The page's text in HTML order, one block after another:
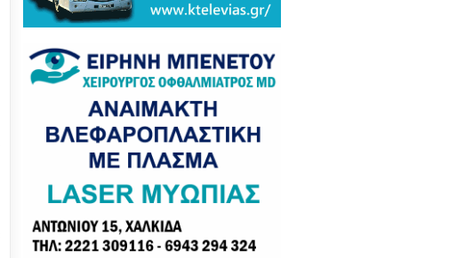
κράτος δικαίου ο Εισαγγελέας του
Αρείου Πάγου θα έπρεπε να τιμωρηθεί
παραδειγματικά...»
«Δώσε και σε εμένα μπάρμπα...»
Χαλκίδα: Άρον άρον την κοπάνησε η
Διοικήτρια της ΔΥΠΑ από το
«αμαρτωλό» Επιμελητήριο Εύβοιας /
«Ήταν προσβλητική, ειρωνική και
απαξιωτική προς τους εργαζόμενους...»